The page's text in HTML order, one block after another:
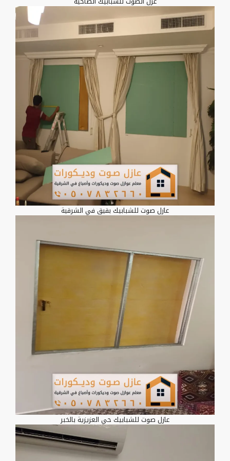
عازل صوت للشبابيك بقيق في الشرقية
عازل صوت للشبابيك حي العزيزية بالخبر